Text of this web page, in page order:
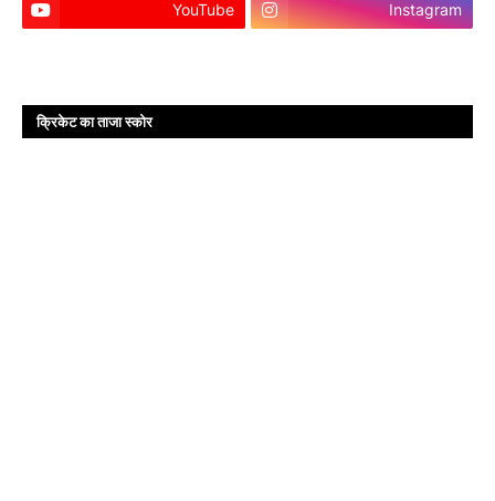
YouTube Instagram
क्रिकेट का ताजा स्कोर